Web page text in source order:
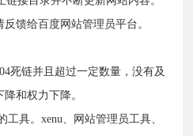
馈给百度网站管理员平台。
死链并且超过一定数量，没有及
和权力下降。
具。xenu、网站管理员工具、